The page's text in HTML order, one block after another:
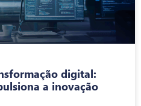
digital:
a inovação